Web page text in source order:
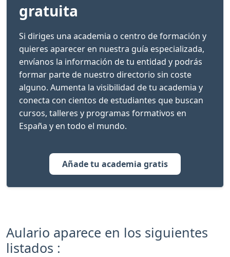
gratuita
Si diriges una academia o centro de formación y
quieres aparecer en nuestra guía especializada,
envíanos la información de tu entidad y podrás
formar parte de nuestro directorio sin coste
alguno. Aumenta la visibilidad de tu academia y
conecta con cientos de estudiantes que buscan
cursos, talleres y programas formativos en
España y en todo el mundo.
Añade tu academia gratis
Aulario aparece en los siguientes
listados :